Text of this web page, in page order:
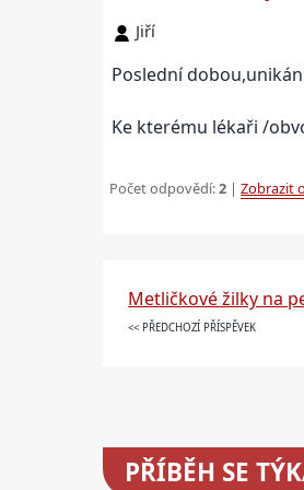
Jiří
Poslední
Ke kterému lékaři /
Počet odpovědí:2 |Zobrazit
Metličkové žilky na
<< PŘEDCHOZÍ PŘÍSPĚVEK
PŘÍBĚH SE